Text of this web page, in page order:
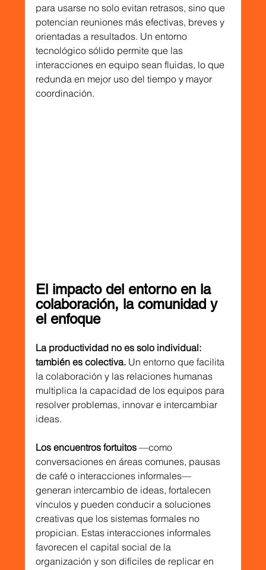
para usarse no solo evitan retrasos, sino que
potencian reuniones más efectivas, breves y
orientadas a resultados. Un entorno
tecnológico sólido permite que las
interacciones en equipo sean fluidas, lo que
redunda en mejor uso del tiempo y mayor
coordinación.
El impacto del entorno en la
colaboración, la comunidad y
el enfoque
La productividad no es solo individual:
también es colectiva. Un entorno que facilita
la colaboración y las relaciones humanas
multiplica la capacidad de los equipos para
resolver problemas, innovar e intercambiar
ideas.
Los encuentros fortuitos —como
conversaciones en áreas comunes, pausas
de café o interacciones informales—
generan intercambio de ideas, fortalecen
vínculos y pueden conducir a soluciones
creativas que los sistemas formales no
propician. Estas interacciones informales
favorecen el capital social de la
organización y son difíciles de replicar en